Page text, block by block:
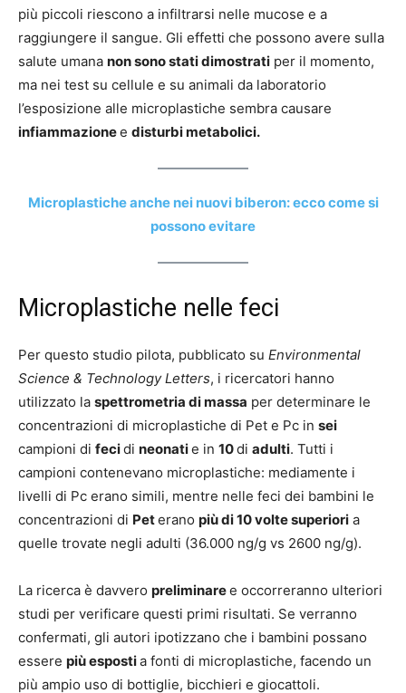
più piccoli riescono a infiltrarsi nelle mucose e a
raggiungere il sangue. Gli effetti che possono avere sulla
salute umana non sono stati dimostrati per il momento,
ma nei test su cellule e su animali da laboratorio
l’esposizione alle microplastiche sembra causare
infiammazionee disturbi metabolici.
Microplastiche anche nei nuovi biberon: ecco come si
possono evitare
Microplastiche nelle feci
Per questo studio pilota, pubblicato su Environmental
Science & Technology Letters, i ricercatori hanno
utilizzato la spettrometria di massa per determinare le
concentrazioni di microplastiche di Pet e Pc in sei
campioni di fecidi neonatie in 10di adulti. Tutti i
campioni contenevano microplastiche: mediamente i
livelli di Pc erano simili, mentre nelle feci dei bambini le
concentrazioni di Peterano più di 10 volte superiori a
quelle trovate negli adulti (36.000 ng/g vs 2600 ng/g).
La ricerca è davvero preliminaree occorreranno ulteriori
studi per verificare questi primi risultati. Se verranno
confermati, gli autori ipotizzano che i bambini possano
essere più espostia fonti di microplastiche, facendo un
più ampio uso di bottiglie, bicchieri e giocattoli.